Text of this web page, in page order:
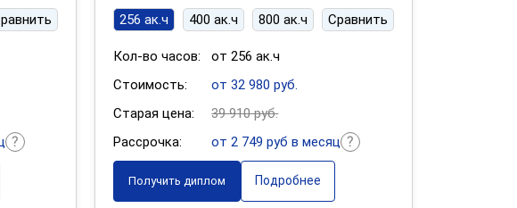
256 ак.ч 400 ак.ч 800 ак.ч Сравнить
Кол-во часов:
от 256 ак.ч
Стоимость:
от 32 980 руб.
Старая цена:
39 910 руб.
Рассрочка:
от 2 749 руб в месяц
Получить диплом Подробнее